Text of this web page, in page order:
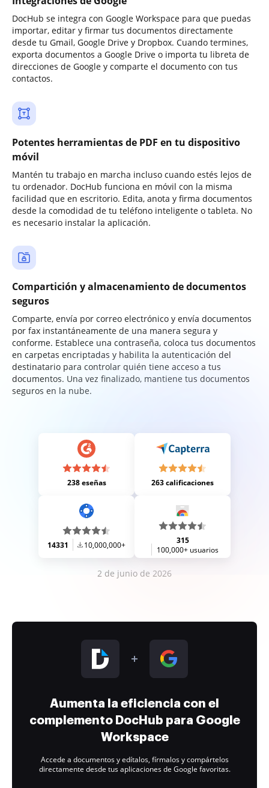
DocHub se integra con Google Workspace para que puedas
importar, editar y firmar tus documentos directamente
desde tu Gmail, Google Drive y Dropbox. Cuando termines,
exporta documentos a Google Drive o importa tu libreta de
direcciones de Google y comparte el documento con tus
contactos.
Potentes herramientas de PDF en tu dispositivo
móvil
Mantén tu trabajo en marcha incluso cuando estés lejos de
tu ordenador. DocHub funciona en móvil con la misma
facilidad que en escritorio. Edita, anota y firma documentos
desde la comodidad de tu teléfono inteligente o tableta. No
es necesario instalar la aplicación.
Compartición y almacenamiento de documentos
seguros
Comparte, envía por correo electrónico y envía documentos
por fax instantáneamente de una manera segura y
conforme. Establece una contraseña, coloca tus documentos
en carpetas encriptadas y habilita la autenticación del
destinatario para controlar quién tiene acceso a tus
documentos. Una vez finalizado, mantiene tus documentos
seguros en la nube.
238 eseñas 263 calificaciones
14331 10,000,000+
315
100,000+ usuarios
2 de junio de 2026
Aumenta la eficiencia con el
complemento DocHub para Google
Workspace
Accede a documentos y edítalos, fírmalos y compártelos
directamente desde tus aplicaciones de Google favoritas.